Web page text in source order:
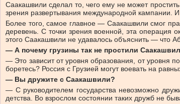
Саакашвили сделал то, чего ему не может
зрения развертывания международной кампании. И
Более того, самое главное — Саакашвили смог
деревень. С точки зрения военной, эта операция
этого Саакашвили не удавалось объяснить — что
— А почему грузины так не простили
— Это зависит от уровня образования, от уровня
боретесь? Россия с Грузией могут воевать на
— Вы дружите с Саакашвили?
— С руководителем государства невозможно
детства. Во взрослом состоянии таких дружб не